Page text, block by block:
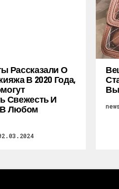
Рассказали О
В 2020 Года,
Свежесть И
Любом